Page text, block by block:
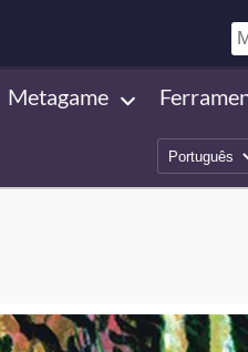
Metagame